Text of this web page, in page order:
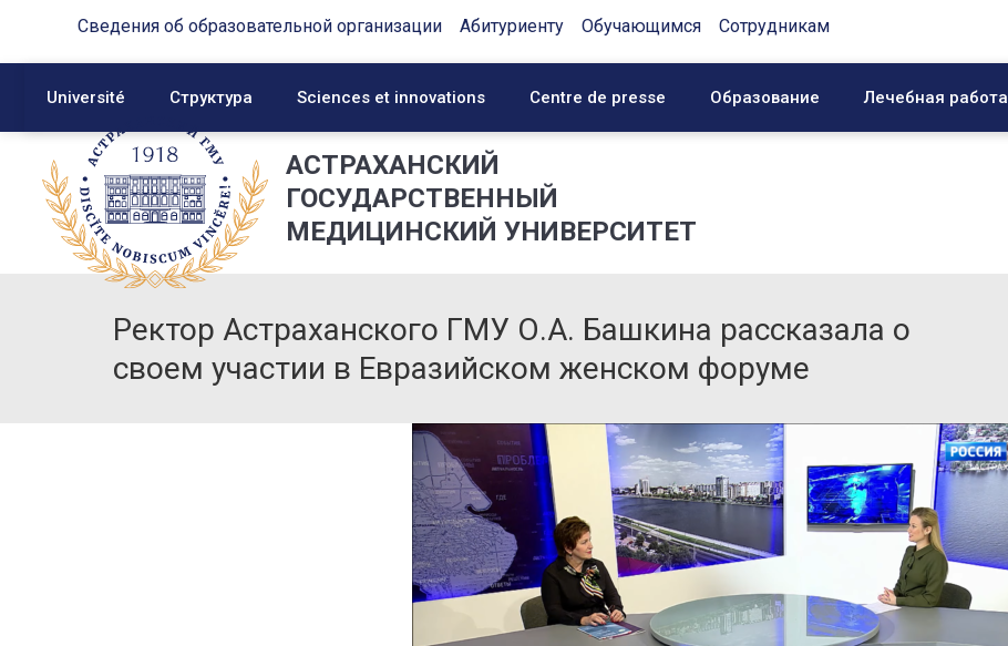
Сведения об образовательной организации Абитуриенту Обучающимся Сотрудникам
Université Структура Sciences et innovations Centre de presse Образование Лечебная работа
АСТРАХАНСКИЙ
ГОСУДАРСТВЕННЫЙ
МЕДИЦИНСКИЙ УНИВЕРСИТЕТ
Ректор Астраханского ГМУ О.А. Башкина рассказала о
своем участии в Евразийском женском форуме